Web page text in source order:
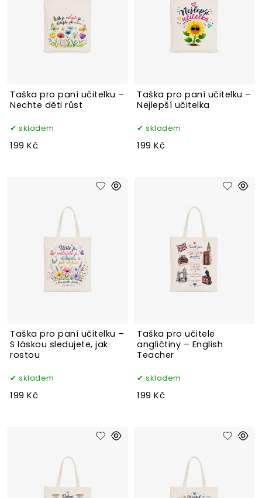
Taška pro paní učitelku –
Nechte děti růst
skladem
199 Kč
Taška pro paní učitelku –
Nejlepší učitelka
skladem
199 Kč
Taška pro paní učitelku –
S láskou sledujete, jak
rostou
skladem
199 Kč
Taška pro učitele
angličtiny – English
Teacher
skladem
199 Kč